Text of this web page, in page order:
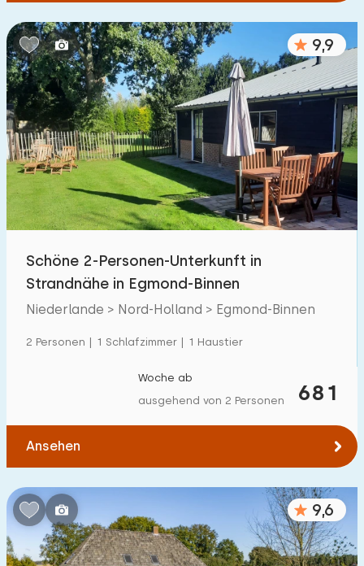
9,9
Schöne 2-Personen-Unterkunft in
Strandnähe in Egmond-Binnen
Niederlande > Nord-Holland > Egmond-Binnen
2 Personen | 1 Schlafzimmer | 1 Haustier
681
Woche ab
ausgehend von 2 Personen
Ansehen
9,6